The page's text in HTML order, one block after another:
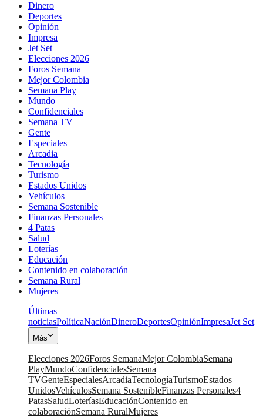
Dinero
Deportes
Opinión
Impresa
Jet Set
Elecciones 2026
Foros Semana
Mejor Colombia
Semana Play
Mundo
Confidenciales
Semana TV
Gente
Especiales
Arcadia
Tecnología
Turismo
Estados Unidos
Vehículos
Semana Sostenible
Finanzas Personales
4 Patas
Salud
Loterías
Educación
Contenido en colaboración
Semana Rural
Mujeres
Últimas
noticiasPolíticaNaciónDineroDeportesOpiniónImpresaJet Set
Más
Elecciones 2026Foros SemanaMejor ColombiaSemana
PlayMundoConfidencialesSemana
TVGenteEspecialesArcadiaTecnologíaTurismoEstados
UnidosVehículosSemana SostenibleFinanzas Personales4
PatasSaludLoteríasEducaciónContenido en
colaboraciónSemana RuralMujeres